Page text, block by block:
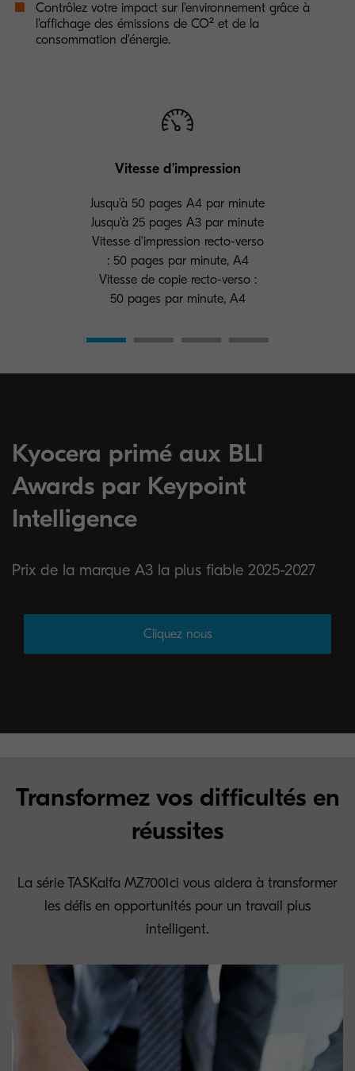
Contrôlez votre impact sur l'environnement grâce à
l'affichage des émissions de CO² et de la
consommation d'énergie.
Vitesse d’impression
Jusqu'à 50 pages A4 par minute
Jusqu'à 25 pages A3 par minute
Vitesse d'impression recto-verso
: 50 pages par minute, A4
Vitesse de copie recto-verso :
50 pages par minute, A4
Kyocera primé aux BLI
Awards par Keypoint
Intelligence
Prix de la marque A3 la plus fiable 2025-2027
Cliquez nous
Transformez vos difficultés en
réussites
La série TASKalfa MZ7001ci vous aidera à transformer
les défis en opportunités pour un travail plus
intelligent.